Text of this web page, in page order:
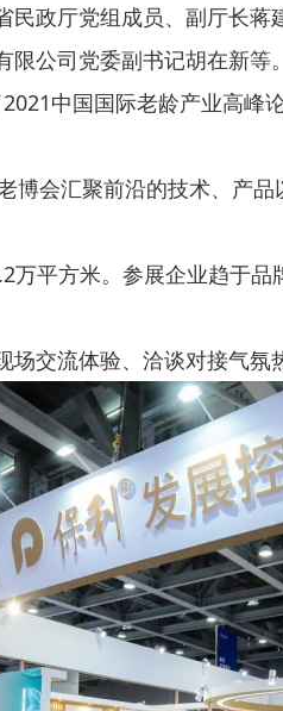
政厅党组成员、副厅长
公司党委副书记胡在新等。
中国国际老龄产业高峰
博会汇聚前沿的技术、产
平方米。参展企业趋于
交流体验、洽谈对接气